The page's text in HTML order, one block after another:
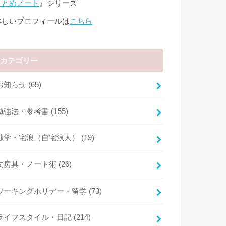
めノート 』シリーズ
しいプロフィールはこちら
カテゴリー
知らせ (65)
強法・参考書 (155)
学・宅浪（自宅浪人） (19)
房具・ノート術 (26)
ーキングホリデー・留学 (73)
イフスタイル・日記 (214)